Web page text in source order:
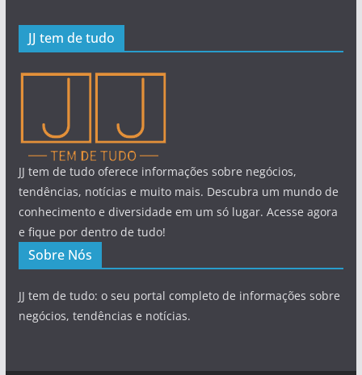
JJ tem de tudo
JJ tem de tudo oferece informações sobre negócios,
tendências, notícias e muito mais. Descubra um mundo de
conhecimento e diversidade em um só lugar. Acesse agora
e fique por dentro de tudo!
Sobre Nós
JJ tem de tudo: o seu portal completo de informações sobre
negócios, tendências e notícias.